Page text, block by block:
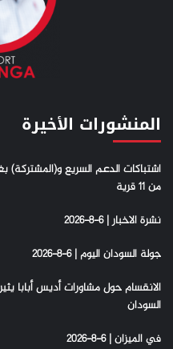
المنشورات الأخيرة
اشتباكات الدعم السريع و(المشتركة)
من 11 قرية
نشرة الاخبار | 6-8-2026
جولة السودان اليوم | 6-8-2026
الانقسام حول مشاورات أديس أبابا
السودان
في الميزان | 6-8-2026